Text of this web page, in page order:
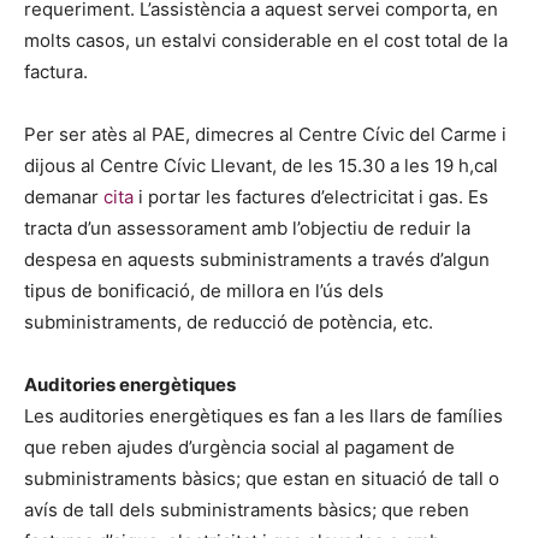
requeriment. L’assistència a aquest servei comporta, en
molts casos, un estalvi considerable en el cost total de la
factura.
Per ser atès al PAE, dimecres al Centre Cívic del Carme i
dijous al Centre Cívic Llevant, de les 15.30 a les 19 h,cal
demanar cita i portar les factures d’electricitat i gas. Es
tracta d’un assessorament amb l’objectiu de reduir la
despesa en aquests subministraments a través d’algun
tipus de bonificació, de millora en l’ús dels
subministraments, de reducció de potència, etc.
Auditories energètiques
Les auditories energètiques es fan a les llars de famílies
que reben ajudes d’urgència social al pagament de
subministraments bàsics; que estan en situació de tall o
avís de tall dels subministraments bàsics; que reben